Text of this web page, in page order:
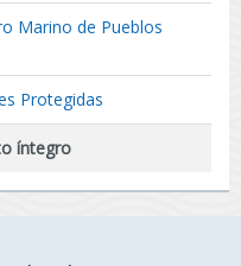
Marino de Pueblos
Protegidas
íntegro